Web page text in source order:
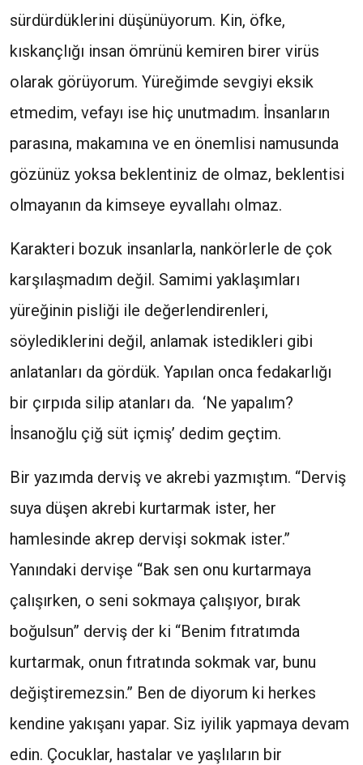
sürdürdüklerini düşünüyorum. Kin, öfke,
kıskançlığı insan ömrünü kemiren birer virüs
olarak görüyorum. Yüreğimde sevgiyi eksik
etmedim, vefayı ise hiç unutmadım. İnsanların
parasına, makamına ve en önemlisi namusunda
gözünüz yoksa beklentiniz de olmaz, beklentisi
olmayanın da kimseye eyvallahı olmaz.
Karakteri bozuk insanlarla, nankörlerle de çok
karşılaşmadım değil. Samimi yaklaşımları
yüreğinin pisliği ile değerlendirenleri,
söylediklerini değil, anlamak istedikleri gibi
anlatanları da gördük. Yapılan onca fedakarlığı
bir çırpıda silip atanları da. ‘Ne yapalım?
İnsanoğlu çiğ süt içmiş’ dedim geçtim.
Bir yazımda derviş ve akrebi yazmıştım. “Derviş
suya düşen akrebi kurtarmak ister, her
hamlesinde akrep dervişi sokmak ister.”
Yanındaki dervişe “Bak sen onu kurtarmaya
çalışırken, o seni sokmaya çalışıyor, bırak
boğulsun” derviş der ki “Benim fıtratımda
kurtarmak, onun fıtratında sokmak var, bunu
değiştiremezsin.” Ben de diyorum ki herkes
kendine yakışanı yapar. Siz iyilik yapmaya devam
edin. Çocuklar, hastalar ve yaşlıların bir